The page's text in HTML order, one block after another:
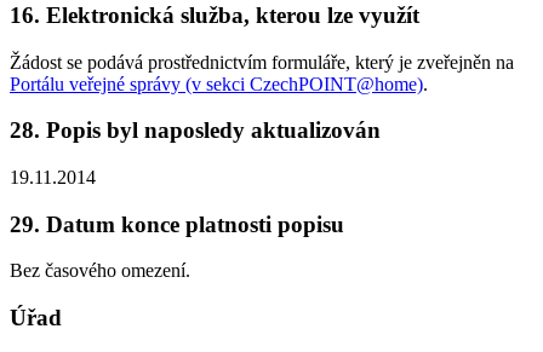
16. Elektronická služba, kterou lze využít
Žádost se podává prostřednictvím formuláře, který je zveřejněn na
Portálu veřejné správy (v sekci CzechPOINT@home).
28. Popis byl naposledy aktualizován
19.11.2014
29. Datum konce platnosti popisu
Bez časového omezení.
Úřad